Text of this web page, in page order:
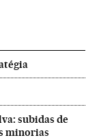
subidas de
minorias